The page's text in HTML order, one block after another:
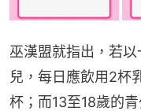
巫漢盟就指出，若
兒，每日應飲用2杯
杯；而13至18歲的